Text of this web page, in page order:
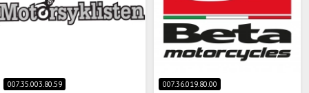
007.35.003.80.59 007.36.019.80.00